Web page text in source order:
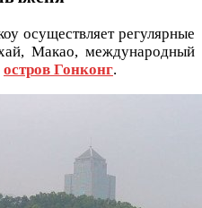
осуществляет регулярные
Макао, международный
остров Гонконг.